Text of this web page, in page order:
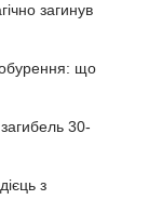
загинув
що
30-
з